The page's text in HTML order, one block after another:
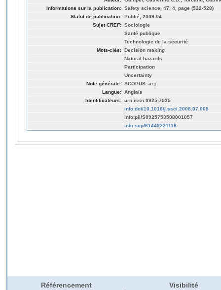
Informations sur la publication: Safety science, 47, 4, page (522-528)
Statut de publication: Publié, 2009-04
Sujet CREF: Sociologie
Santé publique
Technologie de la sécurité
Mots-clés: Decision making
Natural hazards
Participation
Uncertainty
Note générale: SCOPUS: ar.j
Langue: Anglais
Identificateurs: urn:issn:0925-7535
info:doi/10.1016/j.ssci.2008.07.005
info:pii/S0925753508001057
info:scp/61449221118
Référencement Visibilité